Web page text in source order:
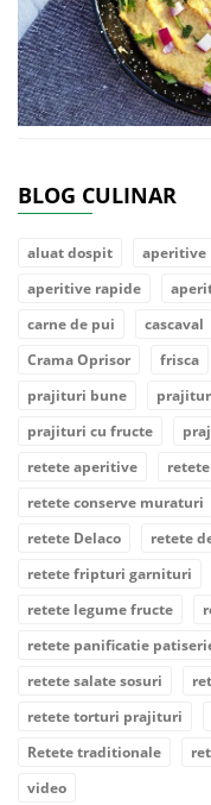
BLOG CULINAR
aluat dospit aperitive
aperitive rapide
carne de pui
cascaval
Crama Oprisor
frisca
prajituri bune
prajituri cu fructe
retete aperitive
retete conserve muraturi
retete Delaco
retete
retete fripturi garnituri
retete legume fructe
retete panificatie
retete salate sosuri
retete torturi prajituri
Retete traditionale
video